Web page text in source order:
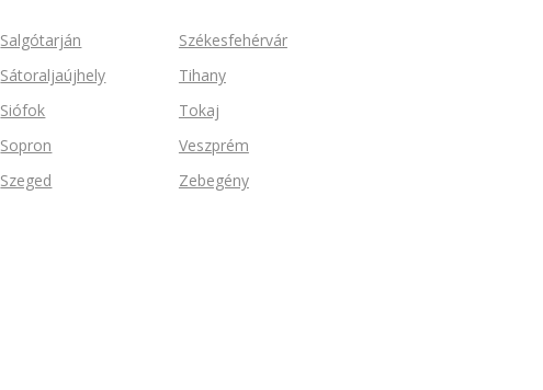
Salgótarján
Sátoraljaújhely
Siófok
Sopron
Szeged
Székesfehérvár
Tihany
Tokaj
Veszprém
Zebegény